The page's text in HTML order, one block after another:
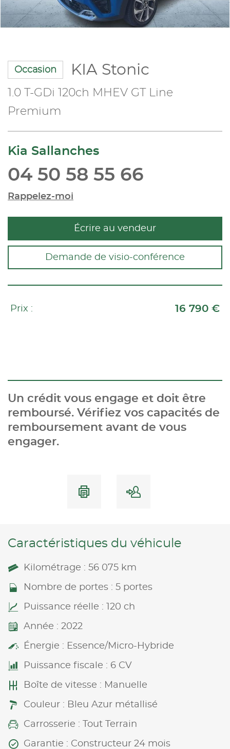
Occasion KIA Stonic
1.0 T-GDi 120ch MHEV GT Line
Premium
Kia Sallanches
04 50 58 55 66
Rappelez-moi
Écrire au vendeur
Demande de visio-conférence
Prix : 16 790 €
Un crédit vous engage et doit être
remboursé. Vérifiez vos capacités de
remboursement avant de vous
engager.
Caractéristiques du véhicule
Kilométrage : 56 075 km
Nombre de portes : 5 portes
Puissance réelle : 120 ch
Année : 2022
Énergie : Essence/Micro-Hybride
Puissance fiscale : 6 CV
Boîte de vitesse : Manuelle
Couleur : Bleu Azur métallisé
Carrosserie : Tout Terrain
Garantie : Constructeur 24 mois